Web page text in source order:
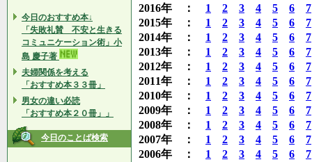
今日のおすすめ本↓
「失敗礼賛 不安と生きる
コミュニケーション術」小
島 慶子著
夫婦関係を考える
「おすすめ本３３冊」
男女の違い必読
「おすすめ本２０冊」」
今日のことば検索
2016年 ： 1 2 3 4 5 6
7
2015年 ： 1 2 3 4 5 6
7
2014年 ： 1 2 3 4 5 6
7
2013年 ： 1 2 3 4 5 6
7
2012年 ： 1 2 3 4 5 6
7
2011年 ： 1 2 3 4 5 6
7
2010年 ： 1 2 3 4 5 6
7
2009年 ： 1 2 3 4 5 6
7
2008年 ： 1 2 3 4 5 6
7
2007年 ： 1 2 3 4 5 6
7
2006年 ： 1 2 3 4 5 6
7